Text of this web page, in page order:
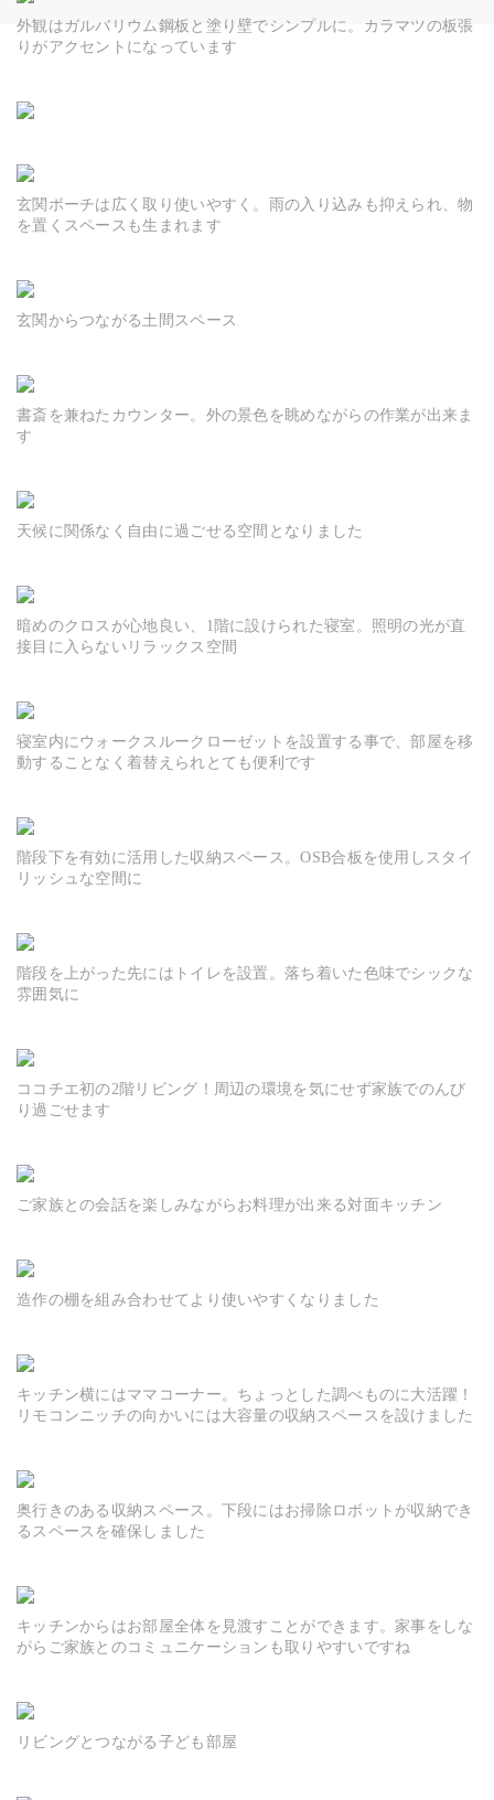
外観はガルバリウム鋼板と塗り壁でシンプルに。カラマツの板張
りがアクセントになっています
玄関ポーチは広く取り使いやすく。雨の入り込みも抑えられ、物
を置くスペースも生まれます
玄関からつながる土間スペース
書斎を兼ねたカウンター。外の景色を眺めながらの作業が出来ま
す
天候に関係なく自由に過ごせる空間となりました
暗めのクロスが心地良い、1階に設けられた寝室。照明の光が直
接目に入らないリラックス空間
寝室内にウォークスルークローゼットを設置する事で、部屋を移
動することなく着替えられとても便利です
階段下を有効に活用した収納スペース。OSB合板を使用しスタイ
リッシュな空間に
階段を上がった先にはトイレを設置。落ち着いた色味でシックな
雰囲気に
ココチエ初の2階リビング！周辺の環境を気にせず家族でのんび
り過ごせます
ご家族との会話を楽しみながらお料理が出来る対面キッチン
造作の棚を組み合わせてより使いやすくなりました
キッチン横にはママコーナー。ちょっとした調べものに大活躍！
リモコンニッチの向かいには大容量の収納スペースを設けました
奥行きのある収納スペース。下段にはお掃除ロボットが収納でき
るスペースを確保しました
キッチンからはお部屋全体を見渡すことができます。家事をしな
がらご家族とのコミュニケーションも取りやすいですね
リビングとつながる子ども部屋